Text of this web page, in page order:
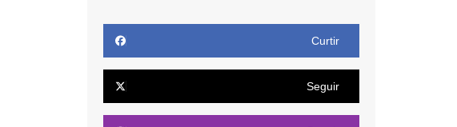
Curtir
Seguir